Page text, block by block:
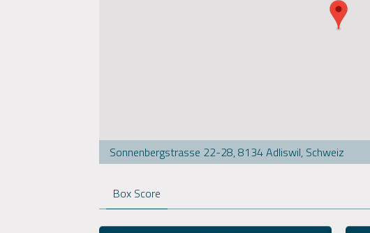
Sonnenbergstrasse 22-28, 8134 Adliswil, Schweiz
Box Score